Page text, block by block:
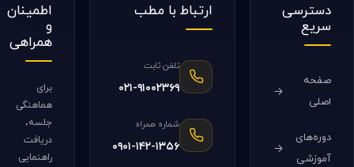
دسترسی
سریع
صفحه
اصلی
دوره‌های
آموزشی
ارتباط با مطب
تلفن ثابت
۰۲۱-۹۱۰۰۲۳۶۹
شماره همراه
۰۹۰۱-۱۴۲-۱۳۵۶
اطمینان
و
همراهی
برای
هماهنگی
جلسه،
دریافت
راهنمایی